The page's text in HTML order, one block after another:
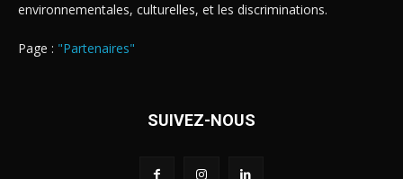
environnementales, culturelles, et les discriminations.
Page : "Partenaires"
SUIVEZ-NOUS